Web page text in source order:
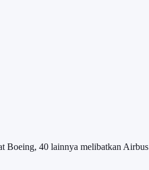
Boeing, 40 lainnya melibatkan Airbus